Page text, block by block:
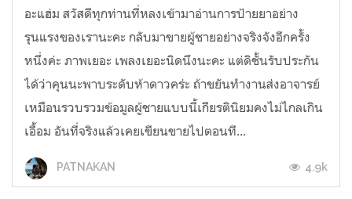
อะแฮ่ม สวัสดีทุกท่านที่หลงเข้ามาอ่านการป้ายยาอย่าง
รุนแรงของเรานะคะ กลับมาขายผู้ชายอย่างจริงจังอีกครั้ง
หนึ่งค่ะ ภาพเยอะ เพลงเยอะนิดนึงนะคะ แต่ดิชั้นรับประกัน
ได้ว่าคุนนะพาบระดับห้าดาวคร่ะ ถ้าขยันทำงานส่งอาจารย์
เหมือนรวบรวมข้อมูลผู้ชายแบบนี้เกียรตินิยมคงไม่ไกลเกิน
เอื้อม อันที่จริงแล้วเคยเขียนขายไปตอนที...
PATNAKAN 4.9k